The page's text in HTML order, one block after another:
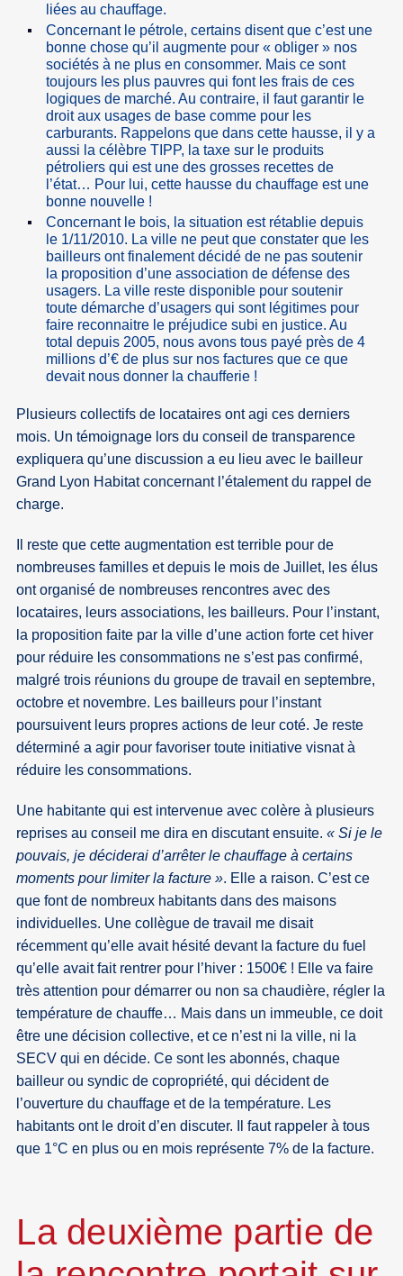
liées au chauffage.
Concernant le pétrole, certains disent que c’est une
bonne chose qu’il augmente pour « obliger » nos
sociétés à ne plus en consommer. Mais ce sont
toujours les plus pauvres qui font les frais de ces
logiques de marché. Au contraire, il faut garantir le
droit aux usages de base comme pour les
carburants. Rappelons que dans cette hausse, il y a
aussi la célèbre TIPP, la taxe sur le produits
pétroliers qui est une des grosses recettes de
l’état… Pour lui, cette hausse du chauffage est une
bonne nouvelle !
Concernant le bois, la situation est rétablie depuis
le 1/11/2010. La ville ne peut que constater que les
bailleurs ont finalement décidé de ne pas soutenir
la proposition d’une association de défense des
usagers. La ville reste disponible pour soutenir
toute démarche d’usagers qui sont légitimes pour
faire reconnaitre le préjudice subi en justice. Au
total depuis 2005, nous avons tous payé près de 4
millions d’€ de plus sur nos factures que ce que
devait nous donner la chaufferie !
Plusieurs collectifs de locataires ont agi ces derniers
mois. Un témoignage lors du conseil de transparence
expliquera qu’une discussion a eu lieu avec le bailleur
Grand Lyon Habitat concernant l’étalement du rappel de
charge.
Il reste que cette augmentation est terrible pour de
nombreuses familles et depuis le mois de Juillet, les élus
ont organisé de nombreuses rencontres avec des
locataires, leurs associations, les bailleurs. Pour l’instant,
la proposition faite par la ville d’une action forte cet hiver
pour réduire les consommations ne s’est pas confirmé,
malgré trois réunions du groupe de travail en septembre,
octobre et novembre. Les bailleurs pour l’instant
poursuivent leurs propres actions de leur coté. Je reste
déterminé a agir pour favoriser toute initiative visnat à
réduire les consommations.
Une habitante qui est intervenue avec colère à plusieurs
reprises au conseil me dira en discutant ensuite.« Si je le
pouvais, je déciderai d’arrêter le chauffage à certains
moments pour limiter la facture ». Elle a raison. C’est ce
que font de nombreux habitants dans des maisons
individuelles. Une collègue de travail me disait
récemment qu’elle avait hésité devant la facture du fuel
qu’elle avait fait rentrer pour l’hiver : 1500€ ! Elle va faire
très attention pour démarrer ou non sa chaudière, régler la
température de chauffe… Mais dans un immeuble, ce doit
être une décision collective, et ce n’est ni la ville, ni la
SECV qui en décide. Ce sont les abonnés, chaque
bailleur ou syndic de copropriété, qui décident de
l’ouverture du chauffage et de la température. Les
habitants ont le droit d’en discuter. Il faut rappeler à tous
que 1°C en plus ou en mois représente 7% de la facture.
La deuxième partie de